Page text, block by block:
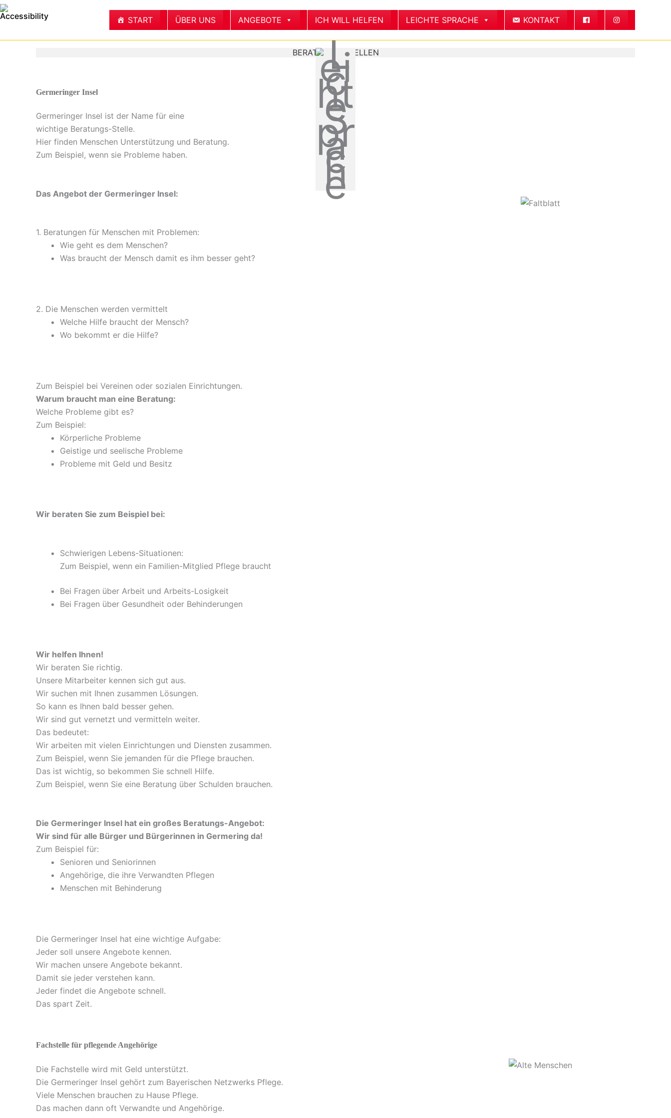
Zum
Inhalt
START ÜBER UNS ANGEBOTE ICH WILL HELFEN LEICHTE SPRACHE KONTAKT
BERATUNGS-STELLEN
Germeringer Insel
Germeringer Insel ist der Name für eine
wichtige Beratungs-Stelle.
Hier finden Menschen Unterstützung und Beratung.
Zum Beispiel, wenn sie Probleme haben.
Das Angebot der Germeringer Insel:
1. Beratungen für Menschen mit Problemen:
Wie geht es dem Menschen?
Was braucht der Mensch damit es ihm besser geht?
2. Die Menschen werden vermittelt
Welche Hilfe braucht der Mensch?
Wo bekommt er die Hilfe?
Zum Beispiel bei Vereinen oder sozialen Einrichtungen.
Warum braucht man eine Beratung:
Welche Probleme gibt es?
Zum Beispiel:
Körperliche Probleme
Geistige und seelische Probleme
Probleme mit Geld und Besitz
Wir beraten Sie zum Beispiel bei:
Schwierigen Lebens-Situationen:
Zum Beispiel, wenn ein Familien-Mitglied Pflege braucht
Bei Fragen über Arbeit und Arbeits-Losigkeit
Bei Fragen über Gesundheit oder Behinderungen
Wir helfen Ihnen!
Wir beraten Sie richtig.
Unsere Mitarbeiter kennen sich gut aus.
Wir suchen mit Ihnen zusammen Lösungen.
So kann es Ihnen bald besser gehen.
Wir sind gut vernetzt und vermitteln weiter.
Das bedeutet:
Wir arbeiten mit vielen Einrichtungen und Diensten zusammen.
Zum Beispiel, wenn Sie jemanden für die Pflege brauchen.
Das ist wichtig, so bekommen Sie schnell Hilfe.
Zum Beispiel, wenn Sie eine Beratung über Schulden brauchen.
Die Germeringer Insel hat ein großes Beratungs-Angebot:
Wir sind für alle Bürger und Bürgerinnen in Germering da!
Zum Beispiel für:
Senioren und Seniorinnen
Angehörige, die ihre Verwandten Pflegen
Menschen mit Behinderung
Die Germeringer Insel hat eine wichtige Aufgabe:
Jeder soll unsere Angebote kennen.
Wir machen unsere Angebote bekannt.
Damit sie jeder verstehen kann.
Jeder findet die Angebote schnell.
Das spart Zeit.
Fachstelle für pflegende Angehörige
Die Fachstelle wird mit Geld unterstützt.
Die Germeringer Insel gehört zum Bayerischen Netzwerks Pflege.
Viele Menschen brauchen zu Hause Pflege.
Das machen dann oft Verwandte und Angehörige.